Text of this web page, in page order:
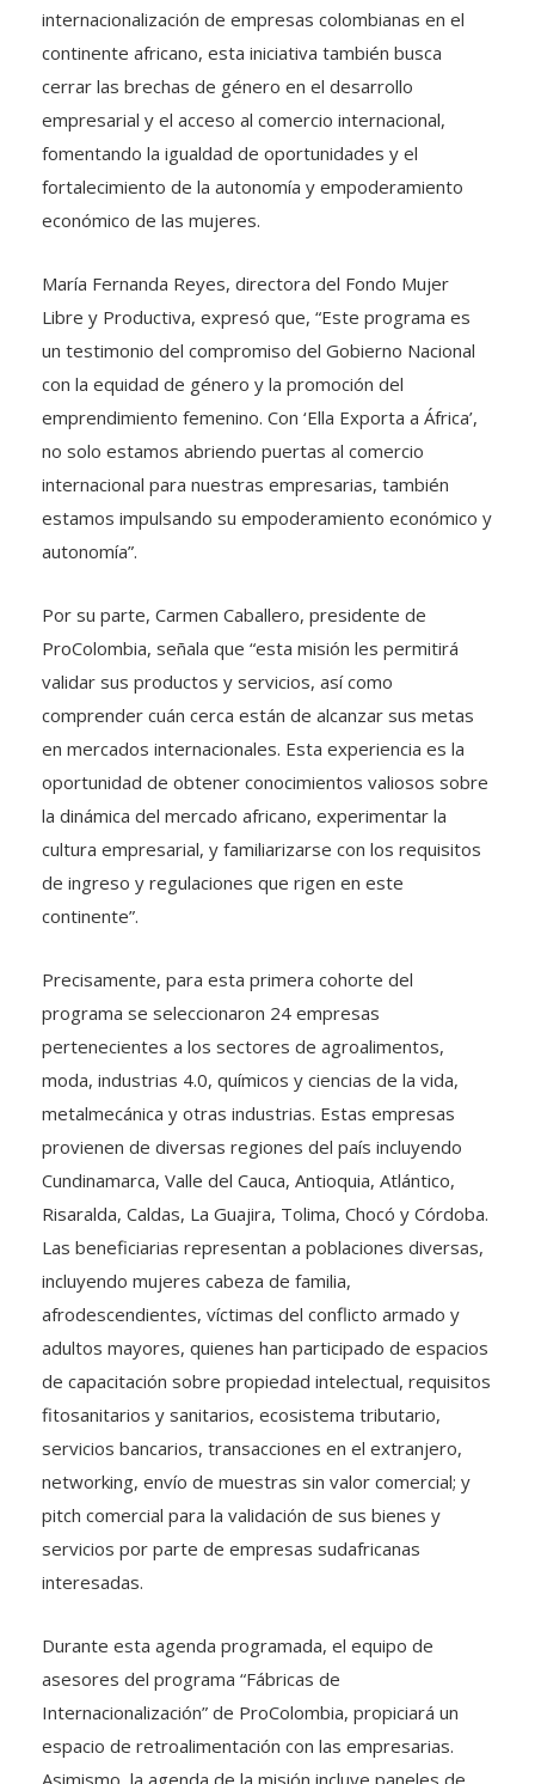
internacionalización de empresas colombianas en el
continente africano, esta iniciativa también busca
cerrar las brechas de género en el desarrollo
empresarial y el acceso al comercio internacional,
fomentando la igualdad de oportunidades y el
fortalecimiento de la autonomía y empoderamiento
económico de las mujeres.
María Fernanda Reyes, directora del Fondo Mujer
Libre y Productiva, expresó que, “Este programa es
un testimonio del compromiso del Gobierno Nacional
con la equidad de género y la promoción del
emprendimiento femenino. Con ‘Ella Exporta a África’,
no solo estamos abriendo puertas al comercio
internacional para nuestras empresarias, también
estamos impulsando su empoderamiento económico y
autonomía”.
Por su parte, Carmen Caballero, presidente de
ProColombia, señala que “esta misión les permitirá
validar sus productos y servicios, así como
comprender cuán cerca están de alcanzar sus metas
en mercados internacionales. Esta experiencia es la
oportunidad de obtener conocimientos valiosos sobre
la dinámica del mercado africano, experimentar la
cultura empresarial, y familiarizarse con los requisitos
de ingreso y regulaciones que rigen en este
continente”.
Precisamente, para esta primera cohorte del
programa se seleccionaron 24 empresas
pertenecientes a los sectores de agroalimentos,
moda, industrias 4.0, químicos y ciencias de la vida,
metalmecánica y otras industrias. Estas empresas
provienen de diversas regiones del país incluyendo
Cundinamarca, Valle del Cauca, Antioquia, Atlántico,
Risaralda, Caldas, La Guajira, Tolima, Chocó y Córdoba.
Las beneficiarias representan a poblaciones diversas,
incluyendo mujeres cabeza de familia,
afrodescendientes, víctimas del conflicto armado y
adultos mayores, quienes han participado de espacios
de capacitación sobre propiedad intelectual, requisitos
fitosanitarios y sanitarios, ecosistema tributario,
servicios bancarios, transacciones en el extranjero,
networking, envío de muestras sin valor comercial; y
pitch comercial para la validación de sus bienes y
servicios por parte de empresas sudafricanas
interesadas.
Durante esta agenda programada, el equipo de
asesores del programa “Fábricas de
Internacionalización” de ProColombia, propiciará un
espacio de retroalimentación con las empresarias.